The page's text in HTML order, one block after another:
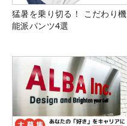
猛暑を乗り切る！ こだわり機
能派パンツ4選